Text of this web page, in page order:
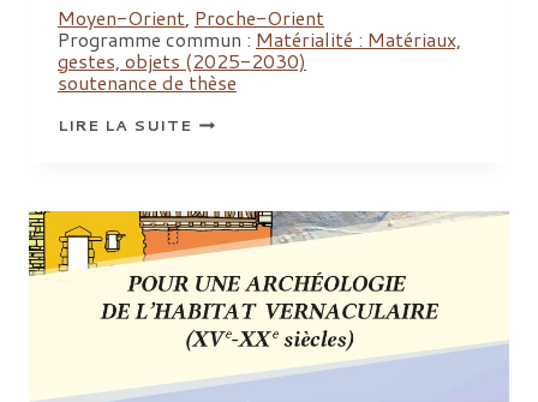
Moyen-Orient, Proche-Orient
Programme commun : Matérialité : Matériaux,
gestes, objets (2025-2030)
soutenance de thèse
LIRE LA SUITESOUTENANCE
DE
THÈSE
DE
CAMILLE
HUT,
« L’ESPACE
FUNÉRAIRE
DANS
LE
MONDE
DES
VIVANTS